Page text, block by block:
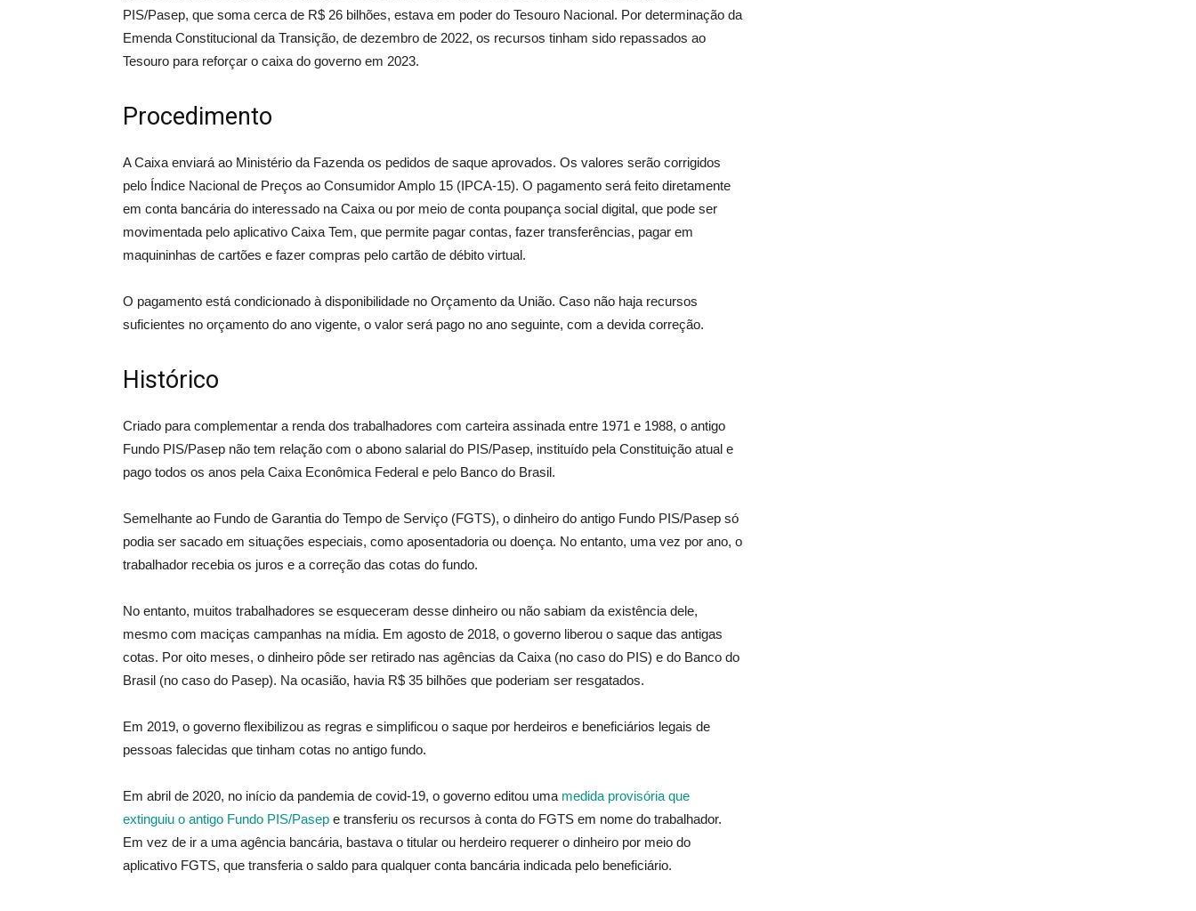
PIS/Pasep, que soma cerca de R$ 26 bilhões, estava em poder do Tesouro Nacional. Por determinação da
Emenda Constitucional da Transição, de dezembro de 2022, os recursos tinham sido repassados ao
Tesouro para reforçar o caixa do governo em 2023.
Procedimento
A Caixa enviará ao Ministério da Fazenda os pedidos de saque aprovados. Os valores serão corrigidos
pelo Índice Nacional de Preços ao Consumidor Amplo 15 (IPCA-15). O pagamento será feito diretamente
em conta bancária do interessado na Caixa ou por meio de conta poupança social digital, que pode ser
movimentada pelo aplicativo Caixa Tem, que permite pagar contas, fazer transferências, pagar em
maquininhas de cartões e fazer compras pelo cartão de débito virtual.
O pagamento está condicionado à disponibilidade no Orçamento da União. Caso não haja recursos
suficientes no orçamento do ano vigente, o valor será pago no ano seguinte, com a devida correção.
Histórico
Criado para complementar a renda dos trabalhadores com carteira assinada entre 1971 e 1988, o antigo
Fundo PIS/Pasep não tem relação com o abono salarial do PIS/Pasep, instituído pela Constituição atual e
pago todos os anos pela Caixa Econômica Federal e pelo Banco do Brasil.
Semelhante ao Fundo de Garantia do Tempo de Serviço (FGTS), o dinheiro do antigo Fundo PIS/Pasep só
podia ser sacado em situações especiais, como aposentadoria ou doença. No entanto, uma vez por ano, o
trabalhador recebia os juros e a correção das cotas do fundo.
No entanto, muitos trabalhadores se esqueceram desse dinheiro ou não sabiam da existência dele,
mesmo com maciças campanhas na mídia. Em agosto de 2018, o governo liberou o saque das antigas
cotas. Por oito meses, o dinheiro pôde ser retirado nas agências da Caixa (no caso do PIS) e do Banco do
Brasil (no caso do Pasep). Na ocasião, havia R$ 35 bilhões que poderiam ser resgatados.
Em 2019, o governo flexibilizou as regras e simplificou o saque por herdeiros e beneficiários legais de
pessoas falecidas que tinham cotas no antigo fundo.
Em abril de 2020, no início da pandemia de covid-19, o governo editou uma medida provisória que
extinguiu o antigo Fundo PIS/Pasep e transferiu os recursos à conta do FGTS em nome do trabalhador.
Em vez de ir a uma agência bancária, bastava o titular ou herdeiro requerer o dinheiro por meio do
aplicativo FGTS, que transferia o saldo para qualquer conta bancária indicada pelo beneficiário.